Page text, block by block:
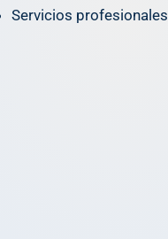
Servicios profesionales